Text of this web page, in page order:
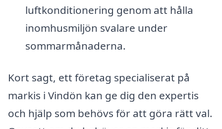
luftkonditionering genom att hålla
inomhusmiljön svalare under
sommarmånaderna.
Kort sagt, ett företag specialiserat på
markis i Vindön kan ge dig den expertis
och hjälp som behövs för att göra rätt val.